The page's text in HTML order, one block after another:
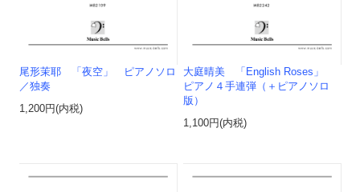
尾形茉耶 「夜空」 ピアノソロ
／独奏
1,200円(内税)
大庭晴美 「English Roses」
ピアノ４手連弾（＋ピアノソロ
版）
1,100円(内税)